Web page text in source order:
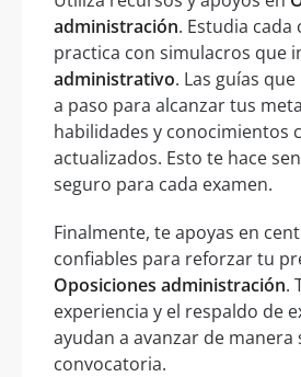
administración. Estudia
practica con simulacros que
administrativo. Las guías
a paso para alcanzar tus
habilidades y conocimientos
actualizados. Esto te hace
seguro para cada examen.
Finalmente, te apoyas en
confiables para reforzar tu
Oposiciones administración.
experiencia y el respaldo de
ayudan a avanzar de manera
convocatoria.